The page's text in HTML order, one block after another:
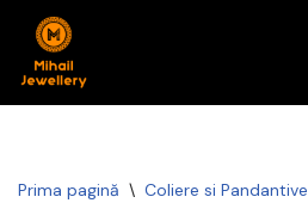
Sari
la
Prima pagină \ Coliere si Pandantive